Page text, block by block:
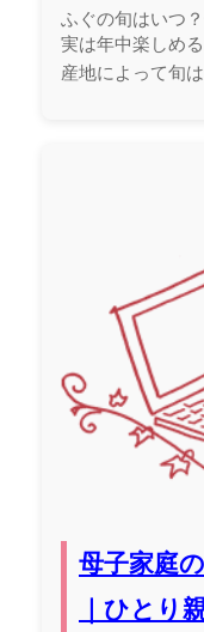
ふぐの旬はいつ
実は年中楽しめ
産地によって旬
母子家庭
｜ひとり